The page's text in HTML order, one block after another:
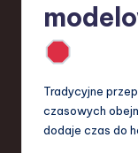
Tradycyjne
czasowych
dodaje czas do